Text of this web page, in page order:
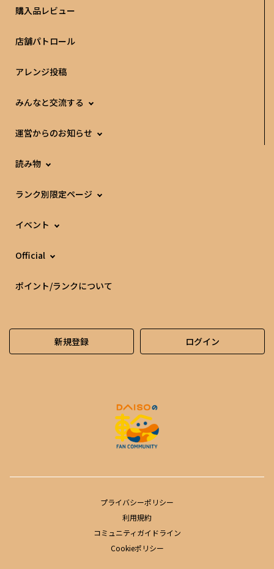
購入品レビュー
店舗パトロール
アレンジ投稿
みんなと交流する
運営からのお知らせ
読み物
ランク別限定ページ
イベント
Official
ポイント/ランクについて
新規登録 ログイン
プライバシーポリシー
利用規約
コミュニティガイドライン
Cookieポリシー